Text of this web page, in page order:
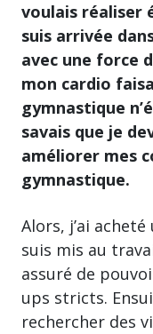
voulais réaliser
suis arrivée
avec une force
mon cardio
gymnastique
savais que je
améliorer mes
gymnastique.
Alors, j’ai
suis mis au
assuré de
ups stricts.
rechercher des